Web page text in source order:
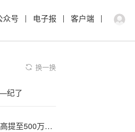
众号 电子报 客户端
换一换
纪了
大额存单起.存门槛最高提至500万元 银行持续降低负债成本